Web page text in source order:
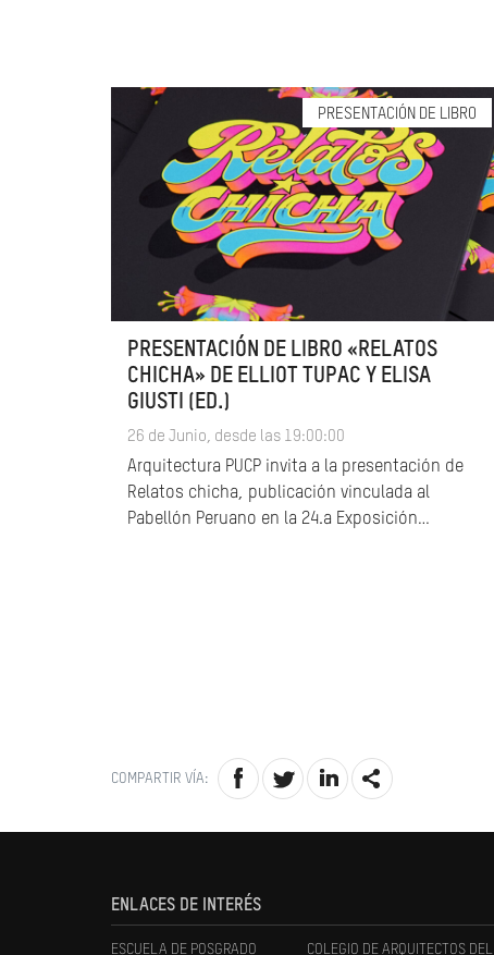
PRESENTACIÓN DE LIBRO
PRESENTACIÓN DE LIBRO «RELATOS
CHICHA» DE ELLIOT TUPAC Y ELISA
GIUSTI (ED.)
26 de Junio, desde las 19:00:00
Arquitectura PUCP invita a la presentación de
Relatos chicha, publicación vinculada al
Pabellón Peruano en la 24.a Exposición…
COMPARTIR VÍA:
ENLACES DE INTERÉS
ESCUELA DE POSGRADO COLEGIO DE ARQUITECTOS DEL